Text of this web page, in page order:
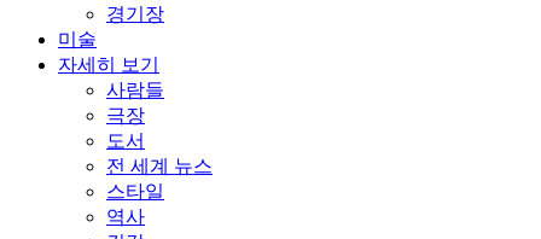
경기장
미술
자세히 보기
사람들
극장
도서
전 세계 뉴스
스타일
역사